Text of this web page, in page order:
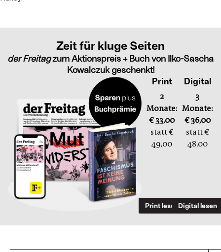
Zeit für kluge Seiten
der Freitagzum Aktionspreis + Buch von Ilko-Sascha
Kowalczuk geschenkt!
Print
2
Monate:
€ 33,00
statt €
49,00
Print lesen
Digital
3
Monate:
€ 36,00
statt €
48,00
Digital lesen